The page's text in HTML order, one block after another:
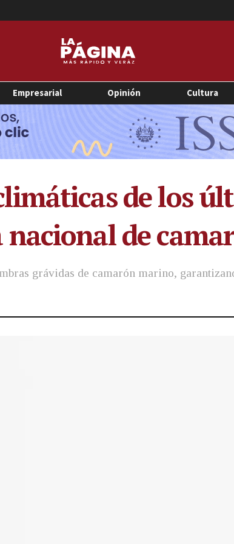
Empresarial Opinión Cultura
de los
nacional de
grávidas de camarón marino,